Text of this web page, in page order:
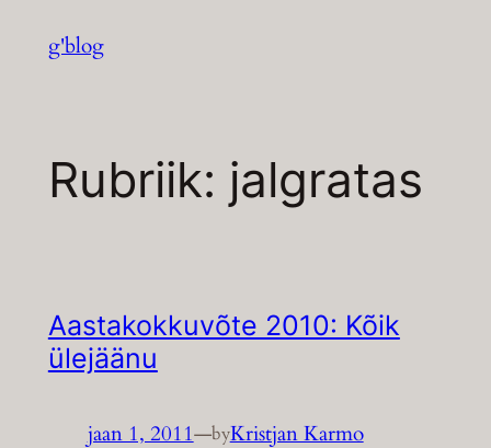
g'blog
Rubriik: jalgratas
Aastakokkuvõte 2010: Kõik
ülejäänu
jaan 1, 2011—byKristjan Karmo